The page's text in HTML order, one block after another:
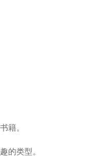
籍。
的类型。